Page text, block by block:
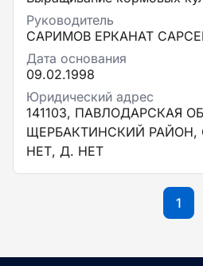
Руководитель
САРИМОВ ЕРКАНАТ
Дата основания
09.02.1998
Юридический адрес
141103, ПАВЛОДАРСКАЯ
ЩЕРБАКТИНСКИЙ РАЙОН,
НЕТ, Д. НЕТ
1